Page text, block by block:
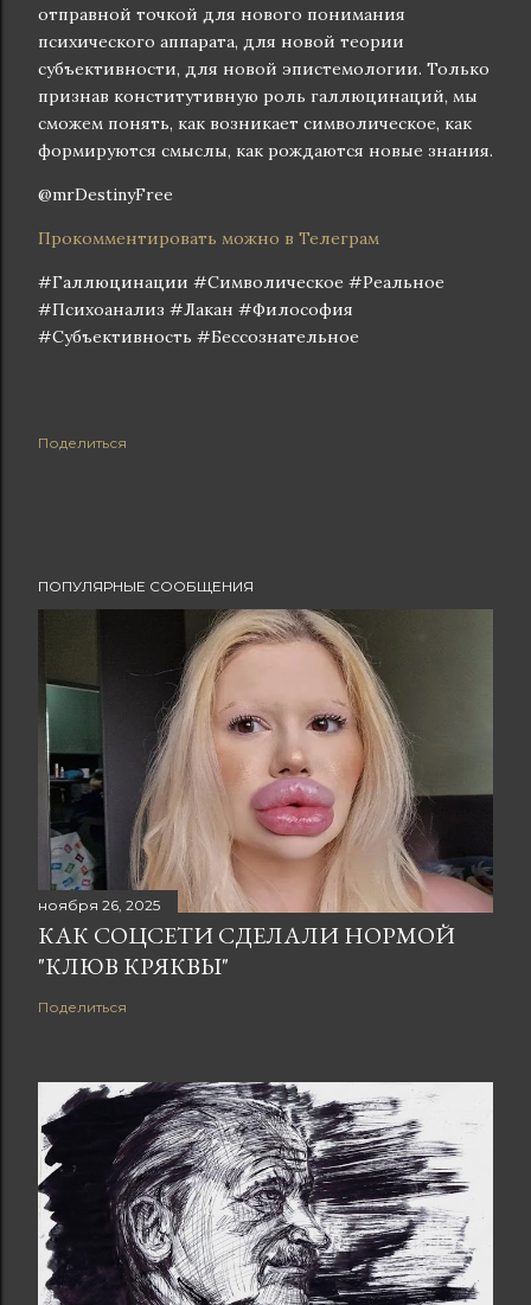
отправной точкой для нового понимания
психического аппарата, для новой теории
субъективности, для новой эпистемологии. Только
признав конститутивную роль галлюцинаций, мы
сможем понять, как возникает символическое, как
формируются смыслы, как рождаются новые знания.
@mrDestinyFree
Прокомментировать можно в Телеграм
#Галлюцинации #Символическое #Реальное
#Психоанализ #Лакан #Философия
#Субъективность #Бессознательное
Поделиться
ПОПУЛЯРНЫЕ СООБЩЕНИЯ
ноября 26, 2025
КАК СОЦСЕТИ СДЕЛАЛИ НОРМОЙ
"КЛЮВ КРЯКВЫ"
Поделиться